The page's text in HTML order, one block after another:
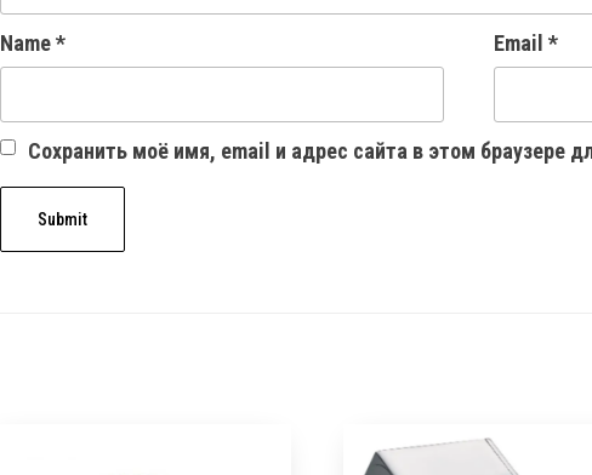
Name* Email *
Сохранить моё имя, email и адрес сайта в этом браузере